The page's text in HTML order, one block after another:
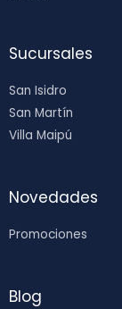
Sucursales
San Isidro
San Martín
Villa Maipú
Novedades
Promociones
Blog